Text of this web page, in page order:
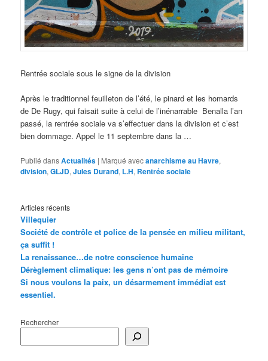
Rentrée sociale sous le signe de la division
Après le traditionnel feuilleton de l’été, le pinard et les homards
de De Rugy, qui faisait suite à celui de l’inénarrable Benalla l’an
passé, la rentrée sociale va s’effectuer dans la division et c’est
bien dommage. Appel le 11 septembre dans la …
Publié dansActualités | Marqué avecanarchisme au Havre,
division,GLJD,Jules Durand, L.H, Rentrée sociale
Articles récents
Villequier
Société de contrôle et police de la pensée en milieu militant,
ça suffit !
La renaissance…de notre conscience humaine
Dérèglement climatique: les gens n’ont pas de mémoire
Si nous voulons la paix, un désarmement immédiat est
essentiel.
Rechercher